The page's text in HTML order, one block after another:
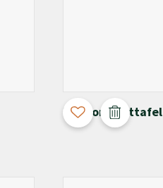
Pyrmont Eettafel